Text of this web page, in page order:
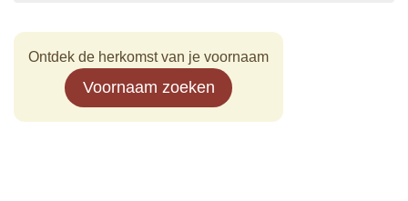
Ontdek de herkomst van je voornaam
Voornaam zoeken